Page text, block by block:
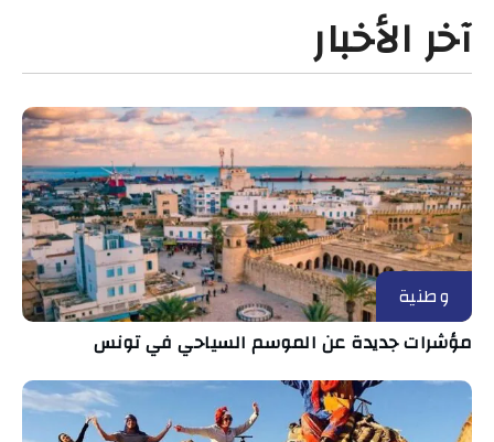
آخر الأخبار
وطنية
مؤشرات جديدة عن الموسم السياحي في تونس